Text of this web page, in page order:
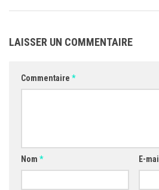
LAISSER UN COMMENTAIRE
Commentaire *
Nom * E-mail